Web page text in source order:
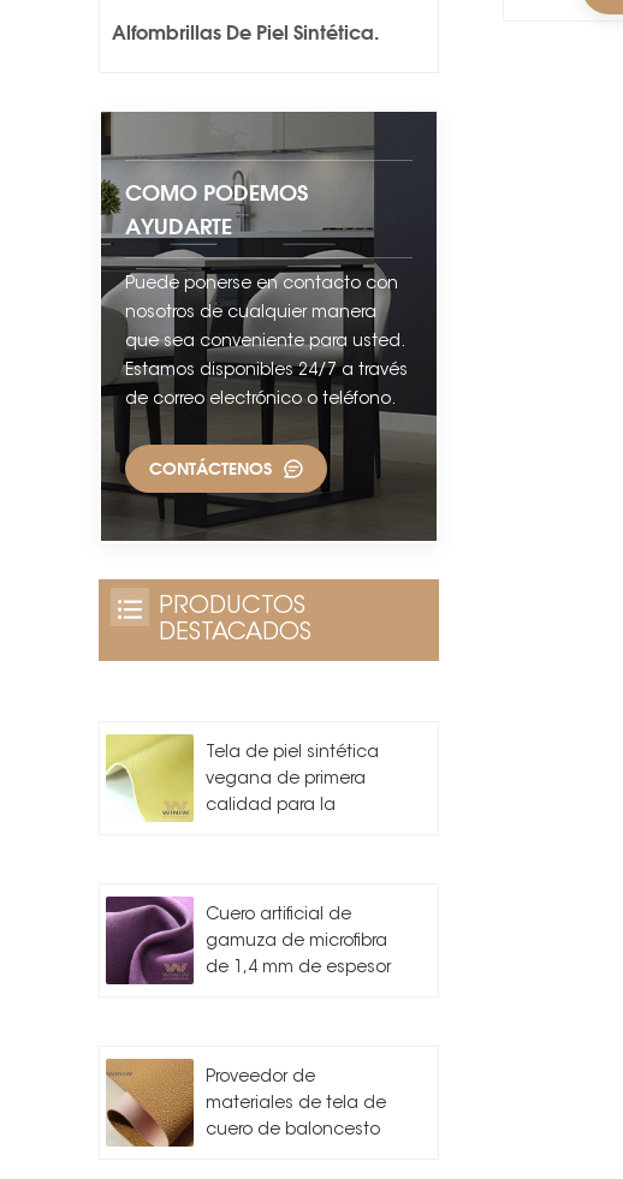
Alfombrillas De Piel Sintética.
COMO PODEMOS
AYUDARTE
Puede ponerse en contacto con
nosotros de cualquier manera
que sea conveniente para usted.
Estamos disponibles 24/7 a través
de correo electrónico o teléfono.
CONTÁCTENOS
PRODUCTOS
DESTACADOS
Tela de piel sintética
vegana de primera
calidad para la
Cuero artificial de
gamuza de microfibra
de 1,4 mm de espesor
Proveedor de
materiales de tela de
cuero de baloncesto